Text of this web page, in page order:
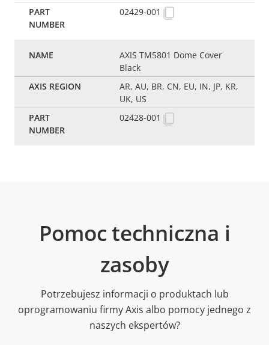
02429-001
AXIS TM5801 Dome Cover
Black
AR, AU, BR, CN, EU, IN, JP, KR,
UK, US
02428-001
Pomoc techniczna i
zasoby
Potrzebujesz informacji o produktach lub
oprogramowaniu firmy Axis albo pomocy jednego z
naszych ekspertów?